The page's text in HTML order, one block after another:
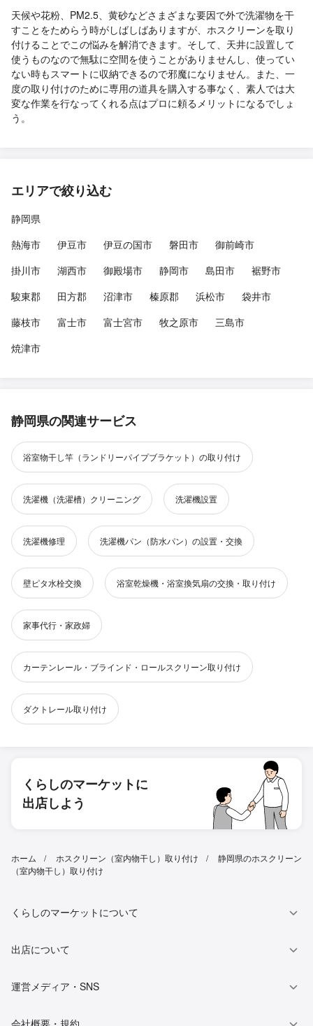
天候や花粉、PM2.5、黄砂などさまざまな要因で外で洗濯物を干
すことをためらう時がしばしばありますが、ホスクリーンを取り
付けることでこの悩みを解消できます。そして、天井に設置して
使うものなので無駄に空間を使うことがありませんし、使ってい
ない時もスマートに収納できるので邪魔になりません。また、一
度の取り付けのために専用の道具を購入する事なく、素人では大
変な作業を行なってくれる点はプロに頼るメリットになるでしょ
う。
エリアで絞り込む
静岡県
熱海市
伊豆市 伊豆の国市 磐田市
御前崎市
掛川市
湖西市 御殿場市 静岡市 島田市
裾野市
駿東郡
田方郡 沼津市 榛原郡 浜松市
袋井市
藤枝市
富士市 富士宮市 牧之原市
三島市
焼津市
静岡県の関連サービス
浴室物干し竿（ランドリーパイプブラケット）の取り付け
洗濯機（洗濯槽）クリーニング 洗濯機設置
洗濯機修理 洗濯機パン（防水パン）の設置・交換
壁ピタ水栓交換 浴室乾燥機・浴室換気扇の交換・取り付け
家事代行・家政婦
カーテンレール・ブラインド・ロールスクリーン取り付け
ダクトレール取り付け
くらしのマーケットに
出店しよう
ホーム ホスクリーン（室内物干し）取り付け
静岡県のホスクリーン
（室内物干し）取り付け
くらしのマーケットについて
出店について
運営メディア・SNS